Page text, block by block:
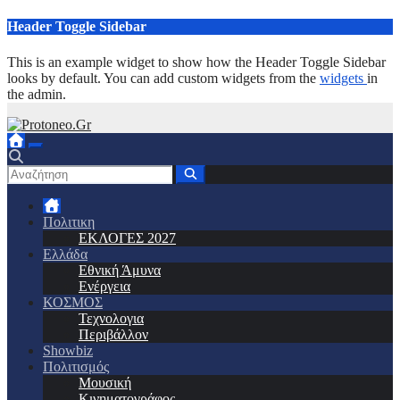
Μετάβαση
περιεχόμενο
Header Toggle Sidebar
This is an example widget to show how the Header Toggle Sidebar
looks by default. You can add custom widgets from the widgets in
the admin.
Πολιτικη
ΕΚΛΟΓΕΣ 2027
Ελλάδα
Εθνική Άμυνα
Ενέργεια
ΚΟΣΜΟΣ
Τεχνολογια
Περιβάλλον
Showbiz
Πολιτισμός
Μουσική